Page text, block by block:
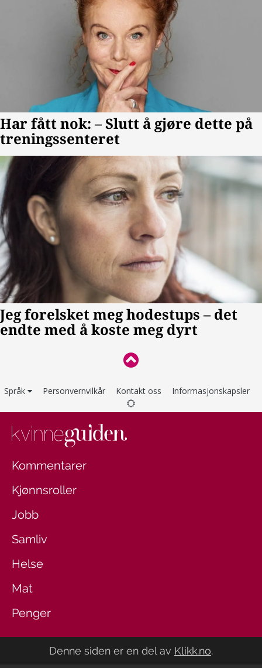
Språk Personvernvilkår Kontakt oss Informasjonskapsler
Kommentarer
Kjønnsroller
Jobb
Samliv
Helse
Mat
Penger
Denne siden er en del av Klikk.no.